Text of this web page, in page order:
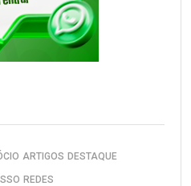
ARTIGOS DESTAQUE
REDES